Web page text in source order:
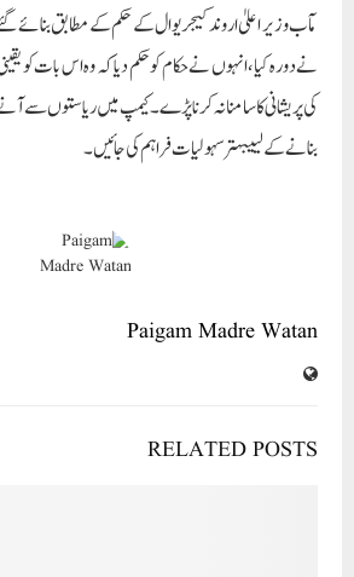
مآب وزیر اعلیٰ اروند کیجریوال کے حکم کے مطابق بنائے
نے دورہ کیا، انہوں نے حکام کو حکم دیا کہ وہ اس بات کو
کی پریشانی کا سامنا نہ کرنا پڑے۔ کیمپ میں ریاستوں سے
بنانے کے لییبہتر سہولیات فراہم کی جائیں۔
Paigam Madre Watan
RELATED POSTS